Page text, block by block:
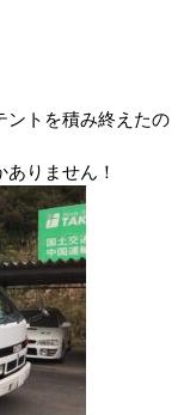
ントを積み終えたの
りません！